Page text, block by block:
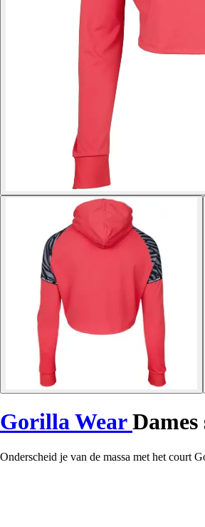
Gorilla Wear
Onderscheid je van de massa met het court